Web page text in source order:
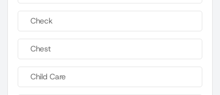
Check
Chest
Child Care